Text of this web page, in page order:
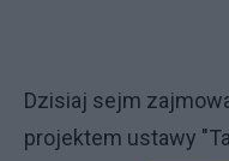
Dzisiaj sejm
projektem ustawy